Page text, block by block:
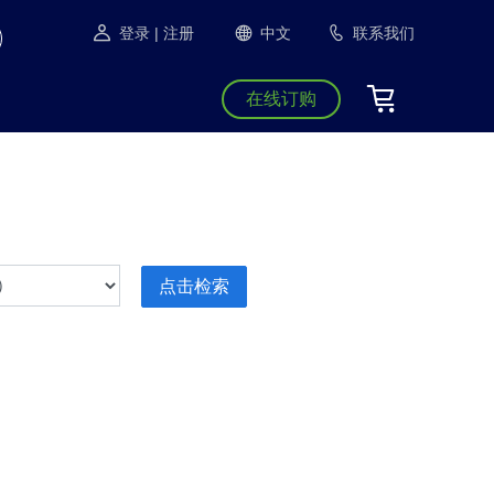
登录 | 注册 中文 联系我们
在线订购